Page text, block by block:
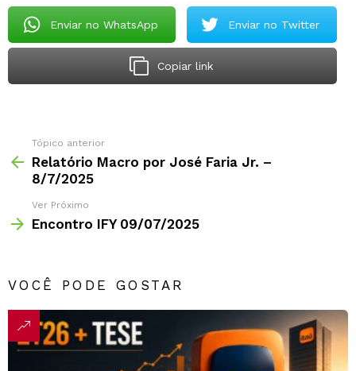
Enviar no WhatsApp Enviar no Twitter
Copiar link
Tópico anterior
Relatório Macro por José Faria Jr. –
8/7/2025
Ver Próximo
Encontro IFY 09/07/2025
VOCÊ PODE GOSTAR